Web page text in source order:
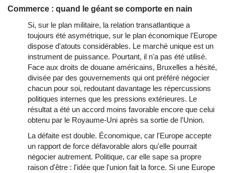
Commerce : quand le géant se comporte en nain
Si, sur le plan militaire, la relation transatlantique a
toujours été asymétrique, sur le plan économique l'Europe
dispose d'atouts considérables. Le marché unique est un
instrument de puissance. Pourtant, il n'a pas été utilisé.
Face aux droits de douane américains, Bruxelles a hésité,
divisée par des gouvernements qui ont préféré négocier
chacun pour soi, redoutant davantage les répercussions
politiques internes que les pressions extérieures. Le
résultat a été un accord moins favorable encore que celui
obtenu par le Royaume-Uni après sa sortie de l'Union.
La défaite est double. Économique, car l'Europe accepte
un rapport de force défavorable alors qu'elle pourrait
négocier autrement. Politique, car elle sape sa propre
raison d'être : l'idée que l'union fait la force. Si une Europe